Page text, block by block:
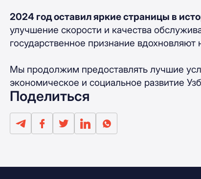
2024 год оставил яркие страницы в
улучшение скорости и качества
государственное признание
Мы продолжим предоставлять лучшие
экономическое и социальное развитие
Поделиться